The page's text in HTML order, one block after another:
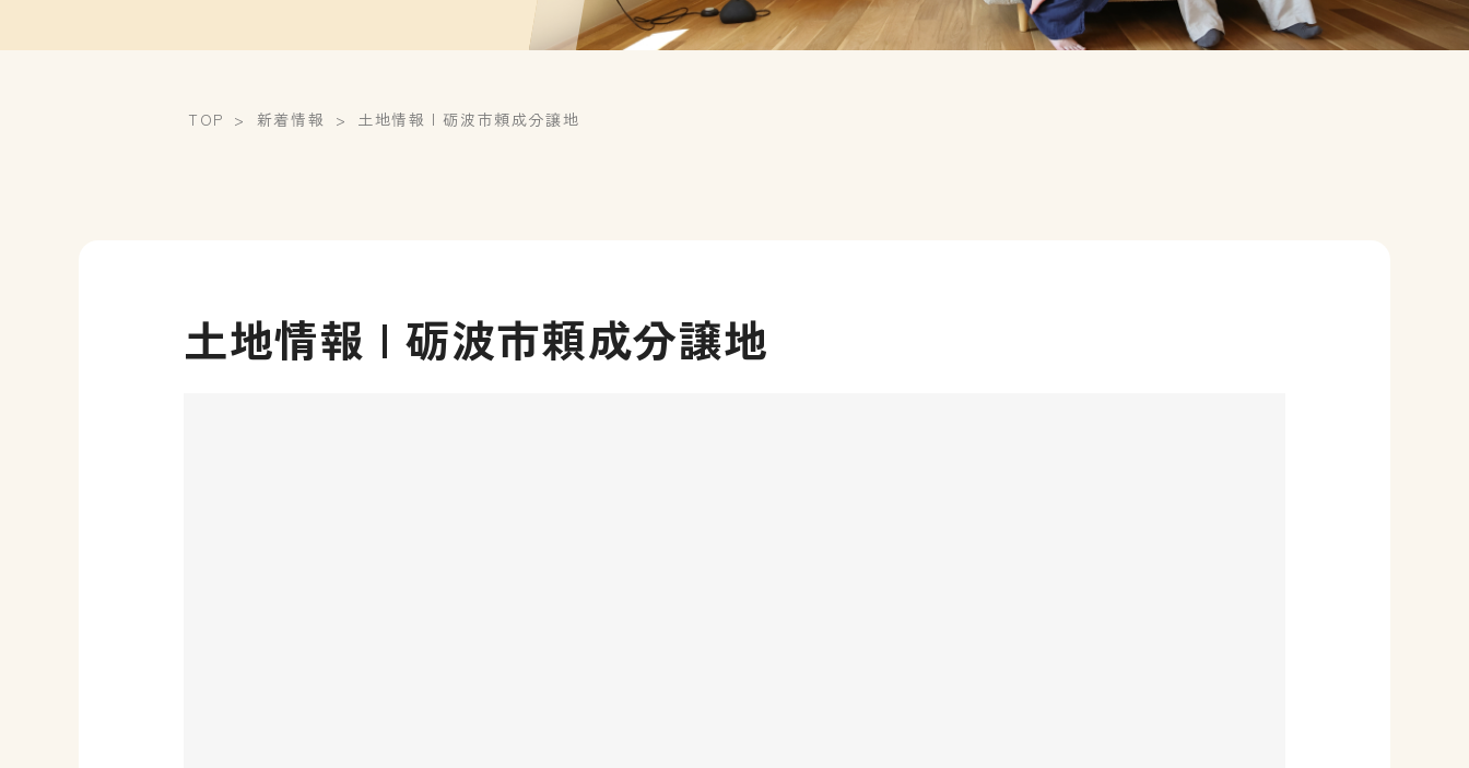
TOP 新着情報 土地情報 | 砺波市頼成分譲地
土地情報 | 砺波市頼成分譲地